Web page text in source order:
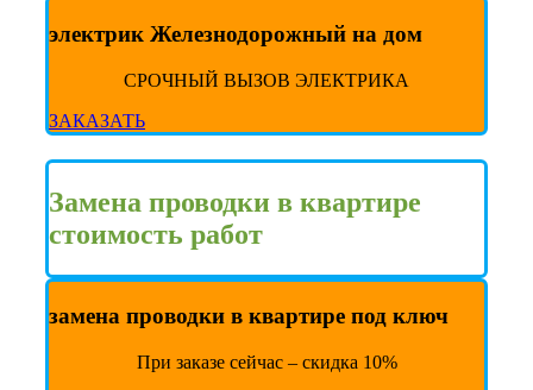
электрик Железнодорожный на дом
СРОЧНЫЙ ВЫЗОВ ЭЛЕКТРИКА
ЗАКАЗАТЬ
Замена проводки в квартире
стоимость работ
замена проводки в квартире под ключ
При заказе сейчас – скидка 10%